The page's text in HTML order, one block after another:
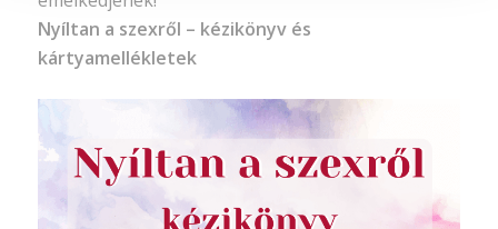
Nyíltan a szexről – kézikönyv és
kártyamellékletek